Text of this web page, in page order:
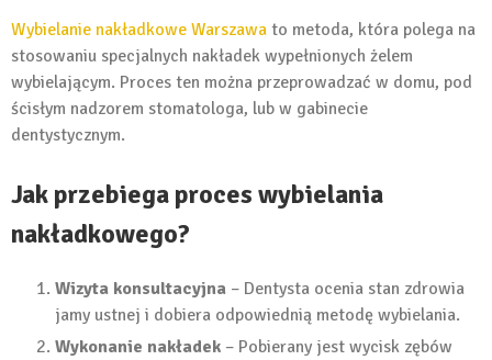
Wybielanie nakładkowe Warszawa to metoda, która polega na
stosowaniu specjalnych nakładek wypełnionych żelem
wybielającym. Proces ten można przeprowadzać w domu, pod
ścisłym nadzorem stomatologa, lub w gabinecie
dentystycznym.
Jak przebiega proces wybielania
nakładkowego?
Wizyta konsultacyjna – Dentysta ocenia stan zdrowia
jamy ustnej i dobiera odpowiednią metodę wybielania.
Wykonanie nakładek – Pobierany jest wycisk zębów